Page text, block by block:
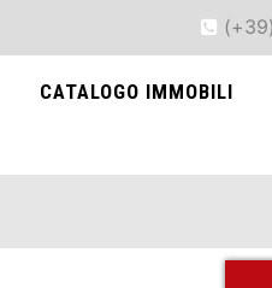
CATALOGO IMMOBILI